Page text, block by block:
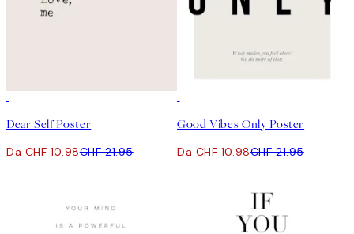
Dear Self Poster
Da CHF 10.98CHF 21.95
Good Vibes Only Poster
Da CHF 10.98CHF 21.95